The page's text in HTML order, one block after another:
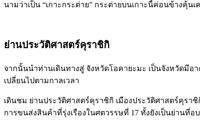
นามว่าเป็น “เกาะกระต่าย” กระต่ายบนเกาะนี้ค่อนข้างคุ้
ย่านประวัติศาสตร์คุราชิกิ
จากนั้นนำท่านเดินทางสู่ จังหวัดโอคายะมะ เป็นจังหวัดมี
เปลี่ยนไปตามกาลเวลา
เดินชม ย่านประวัติศาสตร์คุราชิกิ เมืองประวัติศาสตร์คุร
การขนส่งสินค้าที่รุ่งเรืองในศตวรรษที่ 17 ทั้งยังเป็นย่านที่